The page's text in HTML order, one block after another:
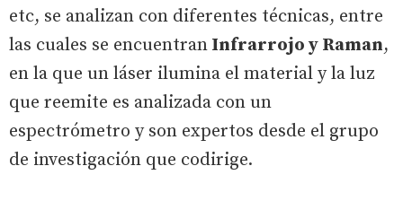
etc, se analizan con diferentes técnicas, entre
las cuales se encuentran Infrarrojo y Raman,
en la que un láser ilumina el material y la luz
que reemite es analizada con un
espectrómetro y son expertos desde el grupo
de investigación que codirige.